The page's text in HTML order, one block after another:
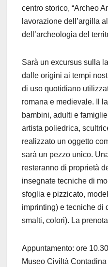
centro storico, “Archeo
lavorazione dell’argilla
dell’archeologia del
Sarà un excursus sulla
dalle origini ai tempi
di uso quotidiano
romana e medievale. Il
bambini, adulti e
artista poliedrica,
realizzato un oggetto
sarà un pezzo unico.
resteranno di proprietà
insegnate tecniche di
sfoglia e pizzicato,
imprinting) e tecniche di
smalti, colori). La
Appuntamento: ore
Museo Civiltà